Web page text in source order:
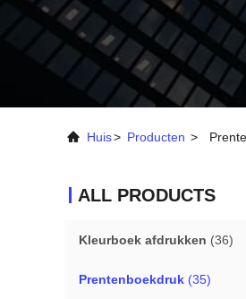
Huis> Producten >
ALL PRODUCTS
Kleurboek afdrukken (36)
Prentenboekdruk (35)